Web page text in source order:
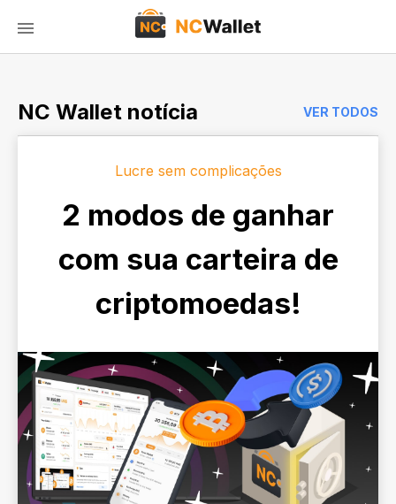
NC Wallet notícia VER TODOS
Lucre sem complicações
2 modos de ganhar
com sua carteira de
criptomoedas!